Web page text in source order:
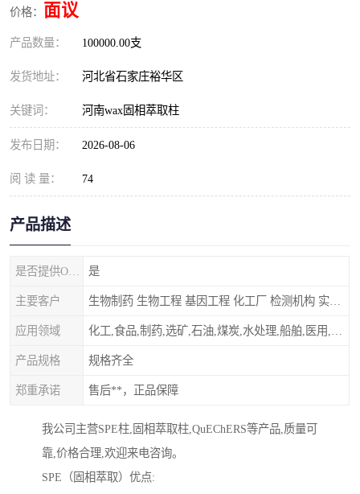
价格： 面议
产品数量： 100000.00支
发货地址： 河北省石家庄裕华区
关键词： 河南wax固相萃取柱
发布日期： 2026-08-06
阅 读 量： 74
产品描述
是
主要客户
应用领域
产品规格 规格齐全
郑重承诺 售后**，正品保障
我公司主营SPE柱,固相萃取柱,QuEChERS等产品,质量可
靠,价格合理,欢迎来电咨询。
SPE（固相萃取）优点: